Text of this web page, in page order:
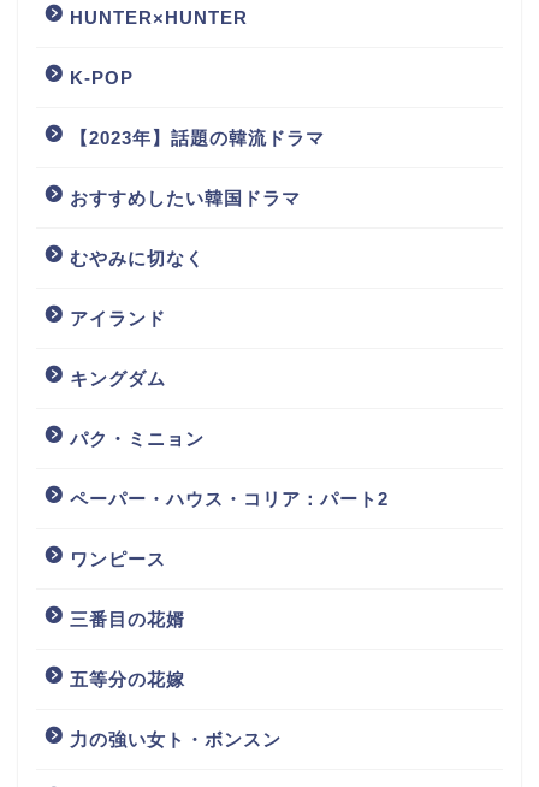
HUNTER×HUNTER
K-POP
【2023年】話題の韓流ドラマ
おすすめしたい韓国ドラマ
むやみに切なく
アイランド
キングダム
パク・ミニョン
ペーパー・ハウス・コリア：パート2
ワンピース
三番目の花婿
五等分の花嫁
力の強い女ト・ボンスン